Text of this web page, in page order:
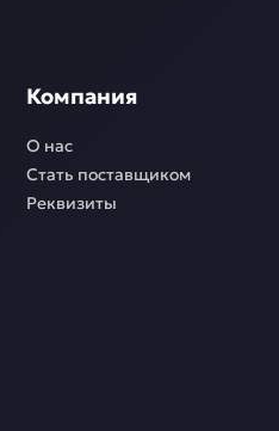
Компания
О нас
Стать поставщиком
Реквизиты